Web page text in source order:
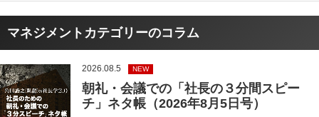
マネジメントカテゴリーのコラム
2026.08.5 NEW
朝礼・会議での「社長の３分間スピー
チ」ネタ帳（2026年8月5日号）